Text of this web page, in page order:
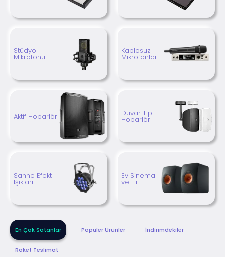
Stüdyo
Mikrofonu
Kablosuz
Mikrofonlar
Aktif Hoparlör Duvar Tipi
Hoparlör
Sahne Efekt
Işıkları
Ev Sinema
ve Hi Fi
En Çok Satanlar Popüler Ürünler İndirimdekiler
Roket Teslimat